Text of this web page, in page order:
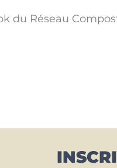
du Réseau